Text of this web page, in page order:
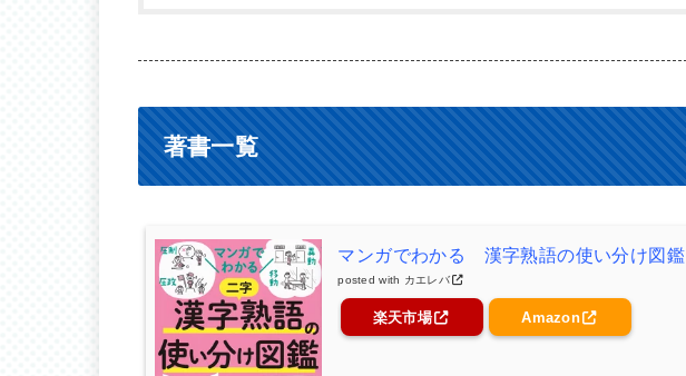
著書一覧
マンガでわかる 漢字熟語の使い分け図鑑
posted with カエレバ
楽天市場 Amazon